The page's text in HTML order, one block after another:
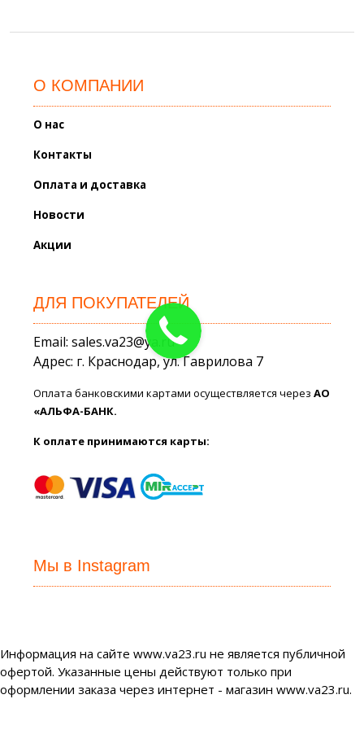
О КОМПАНИИ
О нас
Контакты
Оплата и доставка
Новости
Акции
ДЛЯ ПОКУПАТЕЛЕЙ
Email: sales.va23@ya.ru
Адрес: г. Краснодар, ул. Гаврилова 7
Оплата банковскими картами осуществляется черезАО
«АЛЬФА-БАНК.
К оплате принимаются карты:
Мы в Instagram
Информация на сайте www.va23.ru не является публичной
офертой. Указанные цены действуют только при
оформлении заказа через интернет - магазин www.va23.ru.